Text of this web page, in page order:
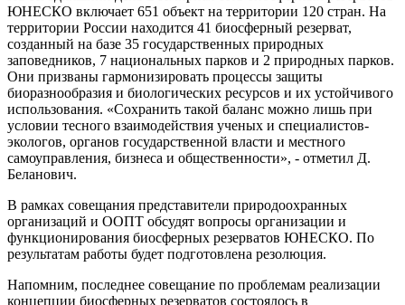
ЮНЕСКО включает 651 объект на территории 120 стран. На
территории России находится 41 биосферный резерват,
созданный на базе 35 государственных природных
заповедников, 7 национальных парков и 2 природных парков.
Они призваны гармонизировать процессы защиты
биоразнообразия и биологических ресурсов и их устойчивого
использования. «Сохранить такой баланс можно лишь при
условии тесного взаимодействия ученых и специалистов-
экологов, органов государственной власти и местного
самоуправления, бизнеса и общественности», - отметил Д.
Беланович.
В рамках совещания представители природоохранных
организаций и ООПТ обсудят вопросы организации и
функционирования биосферных резерватов ЮНЕСКО. По
результатам работы будет подготовлена резолюция.
Напомним, последнее совещание по проблемам реализации
концепции биосферных резерватов состоялось в